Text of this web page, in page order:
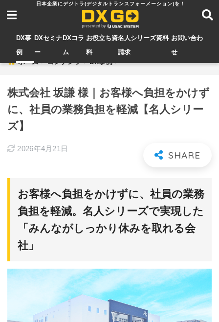
DX事
例
DXセミナ
ー
DXコラ
ム
お役立ち資
料
名人シリーズ資料
請求
お問い合わ
せ
ホーム コンテンツ DX事例
株式会社 坂謙 様｜お客様へ負担をかけず
に、社員の業務負担を軽減【名人シリー
ズ】
2026年4月21日
お客様へ負担をかけずに、社員の業務
負担を軽減。名人シリーズで実現した
「みんながしっかり休みを取れる会
社」